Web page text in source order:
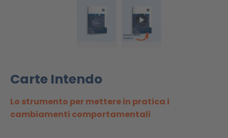
Carte Intendo
Lo strumento per mettere in pratica i
cambiamenti comportamentali